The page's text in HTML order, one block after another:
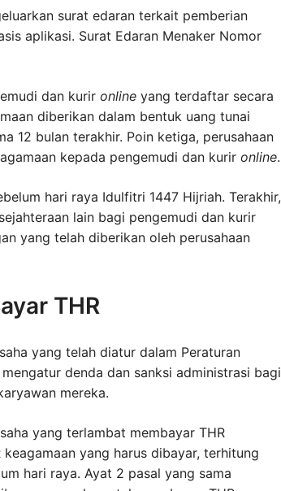
surat edaran terkait pemberian
aplikasi. Surat Edaran Menaker Nomor
dan kurir online yang terdaftar secara
diberikan dalam bentuk uang tunai
12 bulan terakhir. Poin ketiga, perusahaan
kepada pengemudi dan kurir online.
hari raya Idulfitri 1447 Hijriah. Terakhir,
lain bagi pengemudi dan kurir
yang telah diberikan oleh perusahaan
THR
yang telah diatur dalam Peraturan
denda dan sanksi administrasi bagi
mereka.
yang terlambat membayar THR
yang harus dibayar, terhitung
hari raya. Ayat 2 pasal yang sama